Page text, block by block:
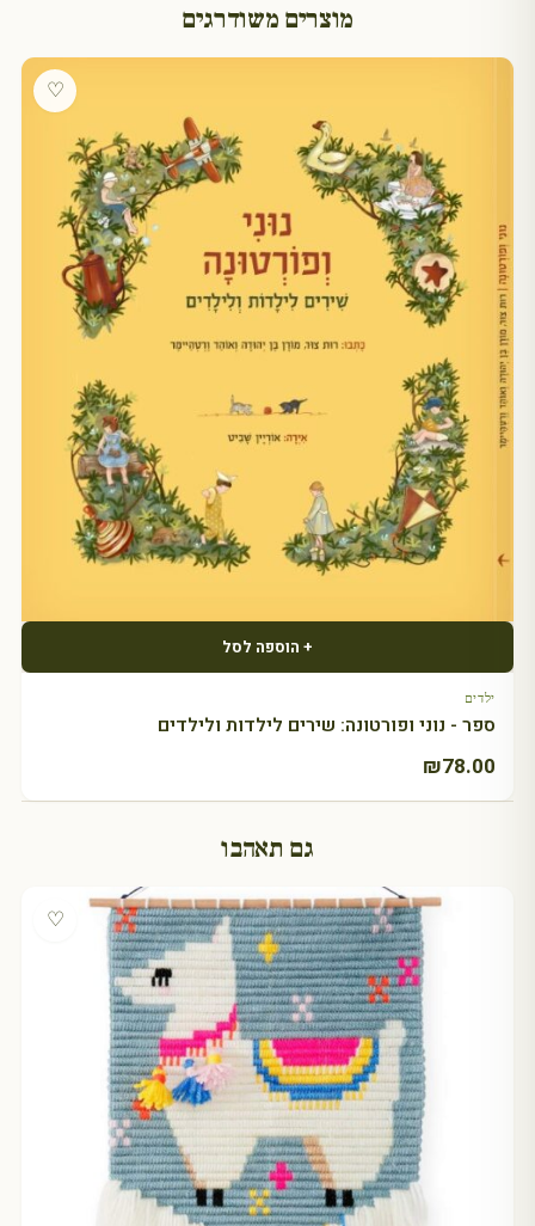
מוצרים משודרגים
♡
+ הוספה לסל
ילדים
ספר - נוני ופורטונה: שירים לילדות ולילדים
₪78.00
גם תאהבו
♡